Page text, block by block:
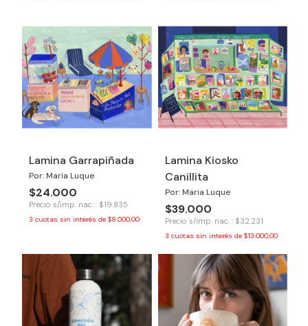
Lamina Garrapiñada
Por: Maria Luque
$24.000
Precio s/imp. nac. : $19.835
3 cuotas sin interés de $8.000,00
Lamina Kiosko
Canillita
Por: Maria Luque
$39.000
Precio s/imp. nac. : $32.231
3 cuotas sin interés de $13.000,00